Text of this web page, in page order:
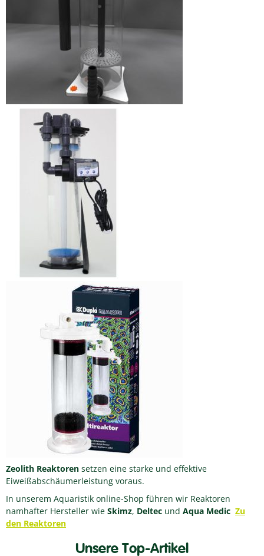
Zeolith Reaktoren setzen eine starke und effektive
Eiweißabschäumerleistung voraus.
In unserem Aquaristik online-Shop führen wir Reaktoren
namhafter Hersteller wie Skimz, Deltec und Aqua Medic Zu
den Reaktoren
Unsere Top-Artikel